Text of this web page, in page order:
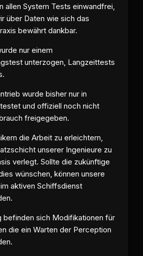
allen System Tests einwandfrei,
über Daten wie sich das
bewährt dankbar.
nur einem
unterzogen, Langzeittests
wurde bisher nur in
und offiziell noch nicht
freigegeben.
die Arbeit zu erleichtern,
unserer Ingenieure zu
verlegt. Sollte die zukünftige
wünschen, können unsere
aktiven Schiffsdienst
befinden sich Modifikationen für
die ein Warten der Perception